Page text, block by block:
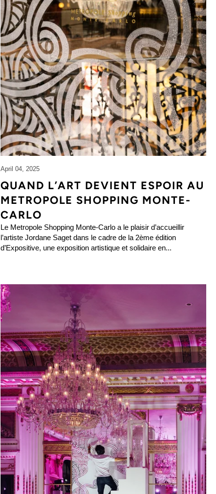
April 04, 2025
QUAND L’ART DEVIENT ESPOIR AU
METROPOLE SHOPPING MONTE-
CARLO
Le Metropole Shopping Monte-Carlo a le plaisir d’accueillir
l’artiste Jordane Saget dans le cadre de la 2ème édition
d’Expositive, une exposition artistique et solidaire en...